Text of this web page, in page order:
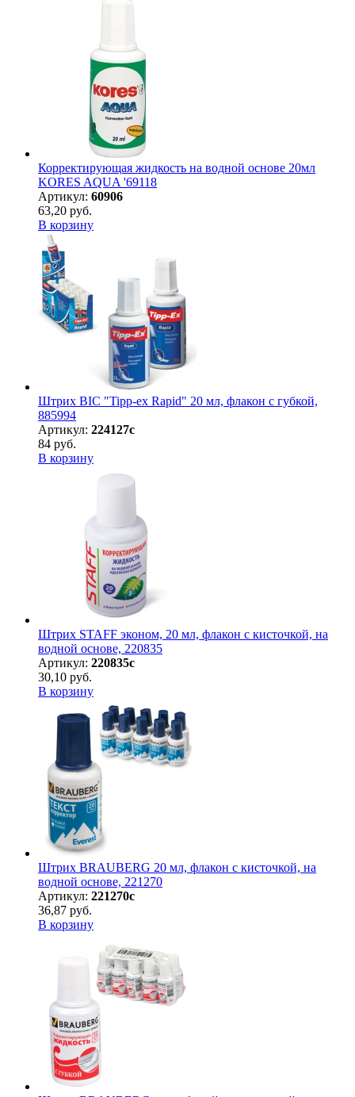
Корректирующая жидкость на водной основе 20мл
KORES AQUA '69118
Артикул: 60906
63,20 руб.
В корзину
Штрих BIC "Tipp-ex Rapid" 20 мл, флакон с губкой,
885994
Артикул: 224127с
84 руб.
В корзину
Штрих STAFF эконом, 20 мл, флакон с кисточкой, на
водной основе, 220835
Артикул: 220835с
30,10 руб.
В корзину
Штрих BRAUBERG 20 мл, флакон с кисточкой, на
водной основе, 221270
Артикул: 221270с
36,87 руб.
В корзину